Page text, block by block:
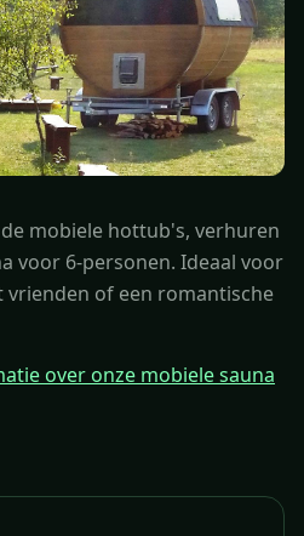
mobiele hottub's, verhuren
voor 6-personen. Ideaal voor
vrienden of een romantische
over onze mobiele sauna